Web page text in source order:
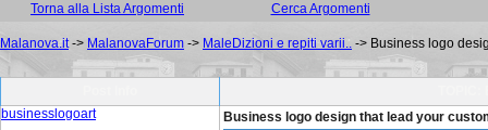
Torna alla Lista Argomenti Cerca Argomenti
Malanova.it-> MalanovaForum -> MaleDizioni e repiti varii.. -> Business logo
businesslogoart
Business logo design that lead your